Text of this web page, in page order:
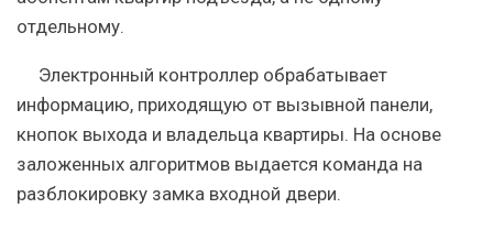
отдельному.
Электронный контроллер обрабатывает
информацию, приходящую от вызывной панели,
кнопок выхода и владельца квартиры. На основе
заложенных алгоритмов выдается команда на
разблокировку замка входной двери.